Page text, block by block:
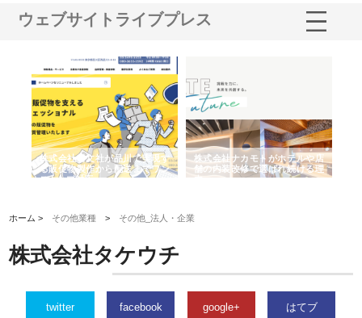
ウェブサイトライブプレス
株式会社耕文社が品川で実現す
る販促物製作から配送までワン
ストップ対応
株式会社ナカモトがホテルや店
舗の内装改修で選ばれ続ける理
由
ホーム > その他業種 > その他_法人・企業
株式会社タケウチ
twitter facebook google+ はてブ